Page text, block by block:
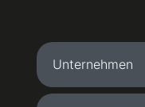
Unternehmen